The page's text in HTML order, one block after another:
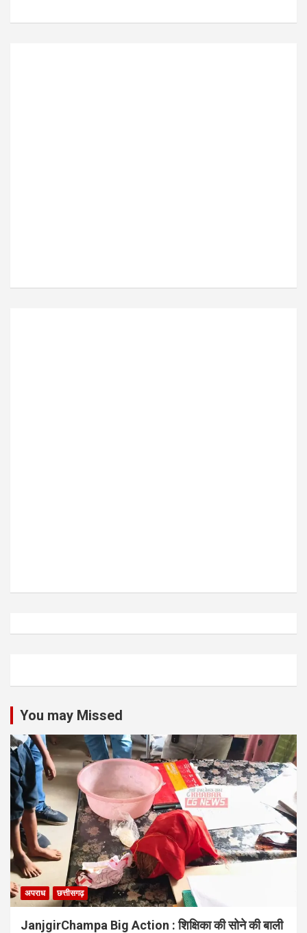
You may Missed
अपराध छत्तीसगढ़
JanjgirChampa Big Action : शिक्षिका की सोने की बाली